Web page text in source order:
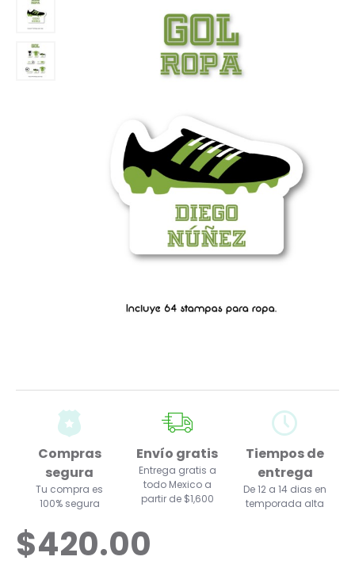
Compras
segura
Tu compra es
100% segura
Envío gratis
Entrega gratis a
todo Mexico a
partir de $1,600
Tiempos de
entrega
De 12 a 14 dias en
temporada alta
$420.00